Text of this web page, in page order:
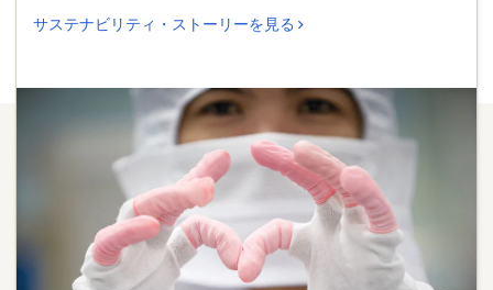
サステナビリティ・ストーリーを見る